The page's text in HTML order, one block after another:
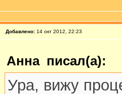
Добавлено: 14 окт 2012, 22:23
Анна писал(а):
Ура, вижу